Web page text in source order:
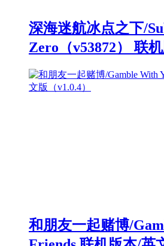
深海迷航冰点之下/
Zero（v53872） 联
和朋友一起赌博/